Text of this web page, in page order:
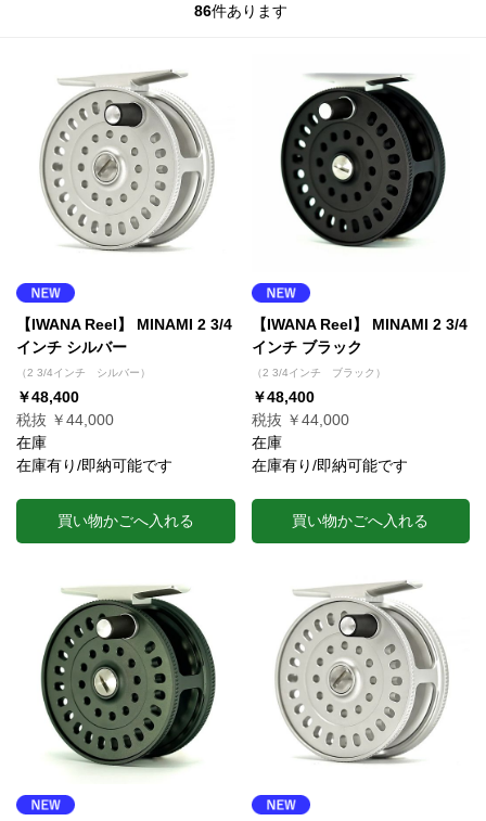
86件あります
【IWANA Reel】 MINAMI 2 3/4
インチ シルバー
（2 3/4インチ シルバー）
￥48,400
税抜 ￥44,000
在庫
在庫有り/即納可能です
買い物かごへ入れる
【IWANA Reel】 MINAMI 2 3/4
インチ ブラック
（2 3/4インチ ブラック）
￥48,400
税抜 ￥44,000
在庫
在庫有り/即納可能です
買い物かごへ入れる